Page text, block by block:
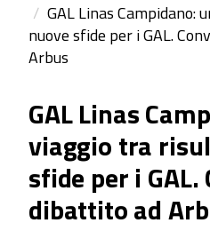
GAL Linas Campidano:
nuove sfide per i GAL.
Arbus
GAL Linas
viaggio tra
sfide per i
dibattito ad